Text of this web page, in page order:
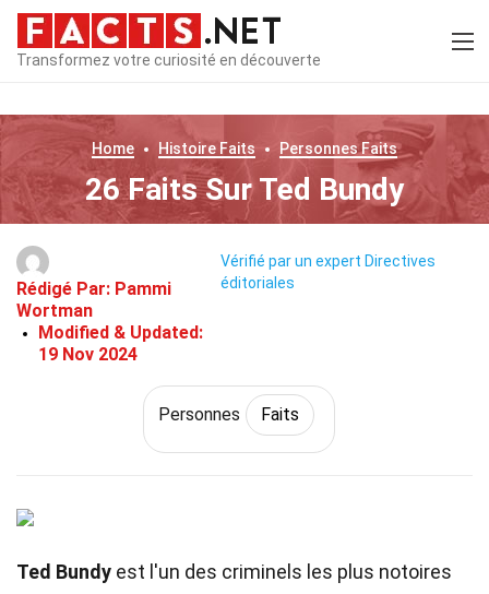
Transformez votre curiosité en découverte
Home Histoire Faits PersonnesFaits
26 Faits Sur Ted Bundy
Rédigé Par: Pammi
Wortman
Modified & Updated:
19 Nov 2024
Vérifié par un expert Directives
éditoriales
Personnes Faits
Ted Bundy est l'un des criminels les plus notoires